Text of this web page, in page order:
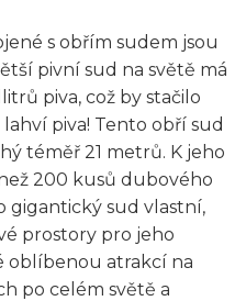
s obřím sudem jsou
pivní sud na světě má
piva, což by stačilo
piva! Tento obří sud
téměř 21 metrů. K jeho
200 kusů dubového
gigantický sud vlastní,
prostory pro jeho
oblíbenou atrakcí na
po celém světě a